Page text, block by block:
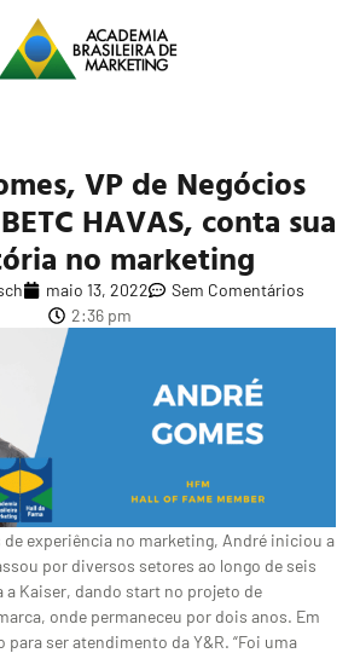
VP de Negócios
HAVAS, conta sua
no marketing
maio 13, 2022
Sem Comentários
2:36 pm
de experiência no marketing, André iniciou a
por diversos setores ao longo de seis
a Kaiser, dando start no projeto de
onde permaneceu por dois anos. Em
ser atendimento da Y&R. “Foi uma